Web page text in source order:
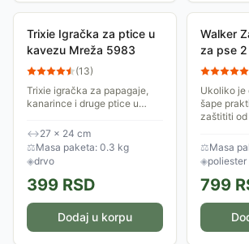
Trixie Igračka za ptice u
kavezu Mreža 5983
(13)
Trixie igračka za papagaje,
kanarince i druge ptice u
27x24cm i napravljena je od
drveta i sisala.
↔27 × 24 cm
⚖Masa paketa: 0.3 kg
◈drvo
399 RSD
Dodaj u korpu
Walker
za pse 2
XXL
Ukoliko je
šape
zaštititi
služe
U...
⚖Masa
◈poliester
799